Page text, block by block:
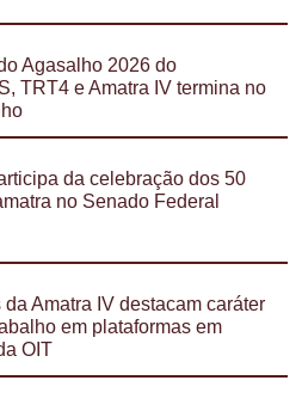
Agasalho 2026 do
TRT4 e Amatra IV termina no
da celebração dos 50
no Senado Federal
da Amatra IV destacam caráter
em plataformas em
OIT